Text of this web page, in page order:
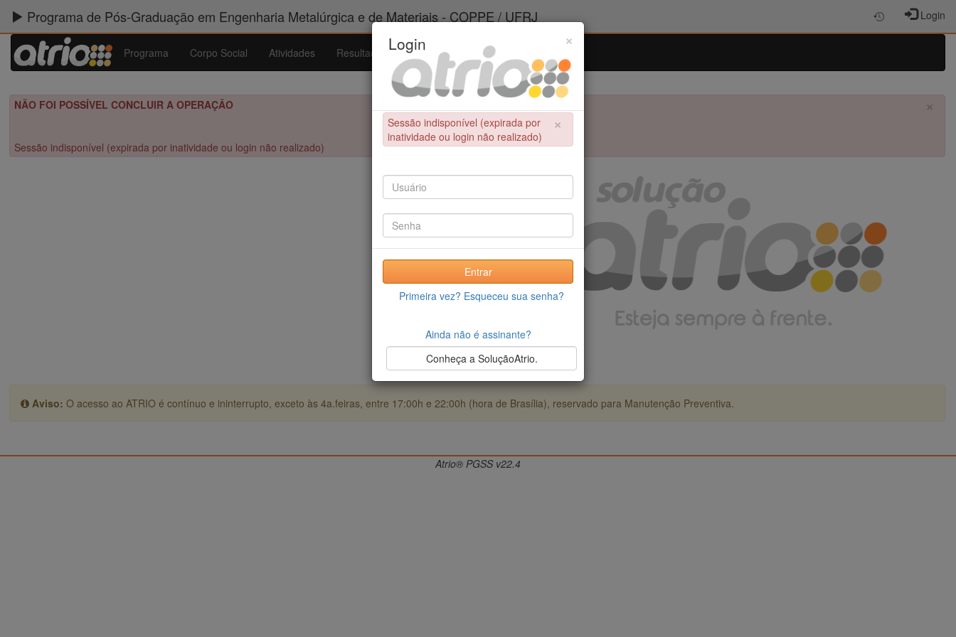
Programa de Pós-Graduação em Engenharia Metalúrgica e de Materiais - COPPE / UFRJ Login
Programa Corpo Social Atividades Resultados Admissão Ferramentas
×
NÃO FOI POSSÍVEL CONCLUIR A OPERAÇÃO
Sessão indisponível (expirada por inatividade ou login não realizado)
Aviso: O acesso ao ATRIO é contínuo e ininterrupto, exceto às 4a.feiras, entre 17:00h e 22:00h (hora de Brasília), reservado para Manutenção Preventiva.
×
Login
×
Sessão indisponível (expirada por
inatividade ou login não realizado)
Entrar
Primeira vez? Esqueceu sua senha?
Ainda não é assinante?
Conheça a SoluçãoAtrio.
Atrio® PGSS v22.4